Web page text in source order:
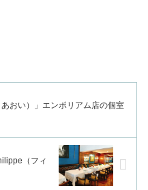
おい）」エンポリアム店の個室
（フィ